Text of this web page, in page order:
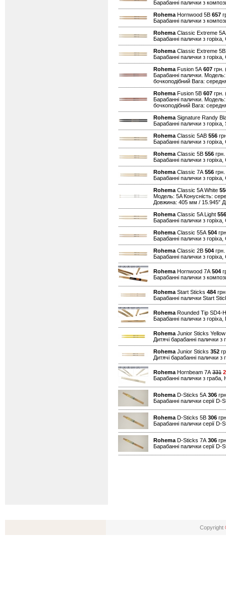
Барабанні палички з
Rohema Hornwood 5B 657
Барабанні палички з
Rohema Classic Extreme
Барабанні палички з
Rohema Classic Extreme
Барабанні палички з
Rohema Fusion 5A 607 грн.
Барабанні палички.
бочкоподібний Вага:
Rohema Fusion 5B 607 грн.
Барабанні палички.
бочкоподібний Вага:
Rohema Signature Randy
Барабанні палички з
Rohema Classic 5AB 556
Барабанні палички з
Rohema Classic 5B 556
Барабанні палички з
Rohema Classic 7A 556
Барабанні палички з
Rohema Classic 5A White
Модель: 5A Конусність:
Довжина: 405 мм / 15.945″
Rohema Classic 5A Light 556
Барабанні палички з
Rohema Classic 55A 504
Барабанні палички з
Rohema Classic 2B 504
Барабанні палички з
Rohema Hornwood 7A 504
Барабанні палички з
Rohema Start Sticks 484
Барабанні палички Start
Rohema Rounded Tip SD4-
Барабанні палички з
Rohema Junior Sticks
Дитячі барабанні палички з
Rohema Junior Sticks 352
Дитячі барабанні палички з
Rohema Hornbeam 7A 331
Барабанні палички з
Rohema D-Sticks 5A 306
Барабанні палички серії
Rohema D-Sticks 5B 306
Барабанні палички серії
Rohema D-Sticks 7A 306
Барабанні палички серії
Copyright